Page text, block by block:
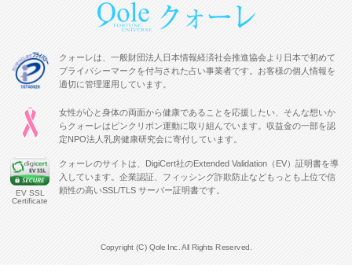
クォーレは、一般財団法人日本情報経済社会推進協会より日本で初めて
プライバシーマークを付与された占い事業者です。お客様の個人情報を
適切に管理運用しています。
女性が心と身体の両面から健康であることを応援したい、そんな想いか
らクォーレはピンクリボン運動に取り組んでいます。収益金の一部を認
定NPO法人乳房健康研究会に寄付しています。
EV SSL
Certificate
クォーレのサイトは、DigiCert社のExtended Validation（EV）証明書を導
入しています。企業認証、フィッシング詐欺防止などもっとも上位で信
頼性の高いSSL/TLS サーバー証明書です。
Copyright (C) Qole Inc. All Rights Reserved.